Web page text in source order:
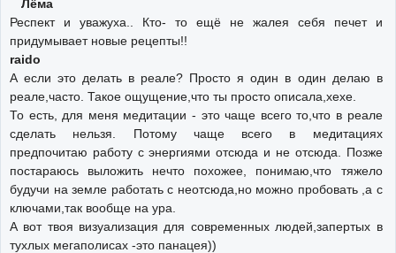
Лёма
Респект и уважуха.. Кто- то ещё не жалея себя печет и
придумывает новые рецепты!!
raido
А если это делать в реале? Просто я один в один делаю в
реале,часто. Такое ощущение,что ты просто описала,хехе.
То есть, для меня медитации - это чаще всего то,что в реале
сделать нельзя. Потому чаще всего в медитациях
предпочитаю работу с энергиями отсюда и не отсюда. Позже
постараюсь выложить нечто похожее, понимаю,что тяжело
будучи на земле работать с неотсюда,но можно пробовать ,а с
ключами,так вообще на ура.
А вот твоя визуализация для современных людей,запертых в
тухлых мегаполисах -это панацея))